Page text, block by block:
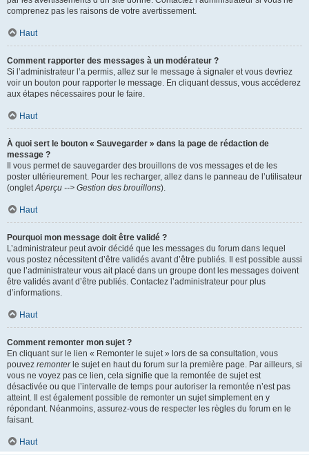
comprenez pas les raisons de votre avertissement.
Haut
Comment rapporter des messages à un modérateur ?
Si l’administrateur l’a permis, allez sur le message à signaler et vous devriez
voir un bouton pour rapporter le message. En cliquant dessus, vous accéderez
aux étapes nécessaires pour le faire.
Haut
À quoi sert le bouton « Sauvegarder » dans la page de rédaction de
message ?
Il vous permet de sauvegarder des brouillons de vos messages et de les
poster ultérieurement. Pour les recharger, allez dans le panneau de l’utilisateur
(ongletAperçu --> Gestion des brouillons).
Haut
Pourquoi mon message doit être validé ?
L’administrateur peut avoir décidé que les messages du forum dans lequel
vous postez nécessitent d’être validés avant d’être publiés. Il est possible aussi
que l’administrateur vous ait placé dans un groupe dont les messages doivent
être validés avant d’être publiés. Contactez l’administrateur pour plus
d’informations.
Haut
Comment remonter mon sujet ?
En cliquant sur le lien « Remonter le sujet » lors de sa consultation, vous
pouvez remonterle sujet en haut du forum sur la première page. Par ailleurs, si
vous ne voyez pas ce lien, cela signifie que la remontée de sujet est
désactivée ou que l’intervalle de temps pour autoriser la remontée n’est pas
atteint. Il est également possible de remonter un sujet simplement en y
répondant. Néanmoins, assurez-vous de respecter les règles du forum en le
faisant.
Haut